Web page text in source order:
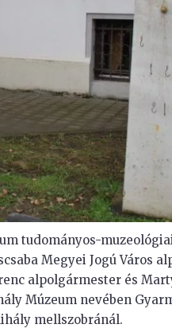
tudományos-
Megyei Jogú Város
alpolgármester és
Múzeum nevében
mellszobránál.